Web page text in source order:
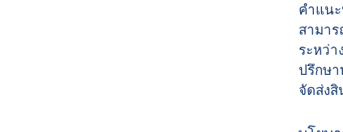
คำแน
สามา
ระหว่
ปรึกษา
จัดส่ง